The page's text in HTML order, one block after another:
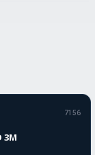
7156
3M